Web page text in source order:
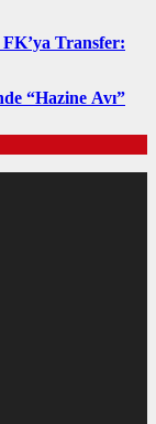
Transfer:
“Hazine Avı”